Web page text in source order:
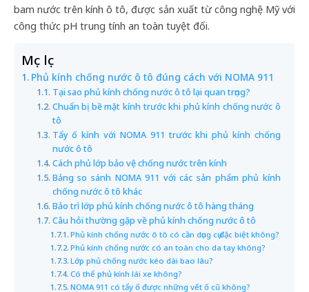
bam nước trên kính ô tô, được sản xuất từ công nghệ Mỹ với
công thức pH trung tính an toàn tuyệt đối.
Mục lục
Phủ kính chống nước ô tô đúng cách với NOMA 911
Tại sao phủ kính chống nước ô tô lại quan trọng?
Chuẩn bị bề mặt kính trước khi phủ kính chống nước ô
tô
Tẩy ố kính với NOMA 911 trước khi phủ kính chống
nước ô tô
Cách phủ lớp bảo vệ chống nước trên kính
Bảng so sánh NOMA 911 với các sản phẩm phủ kính
chống nước ô tô khác
Bảo trì lớp phủ kính chống nước ô tô hàng tháng
Câu hỏi thường gặp về phủ kính chống nước ô tô
Phủ kính chống nước ô tô có cần dụng cụ đặc biệt không?
Phủ kính chống nước có an toàn cho da tay không?
Lớp phủ chống nước kéo dài bao lâu?
Có thể phủ kính lái xe không?
NOMA 911 có tẩy ố được những vết ố cũ không?